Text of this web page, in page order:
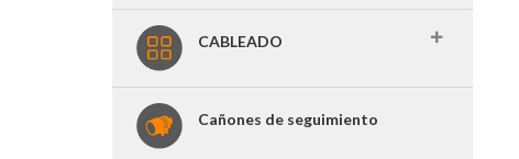
CABLEADO
Cañones de seguimiento